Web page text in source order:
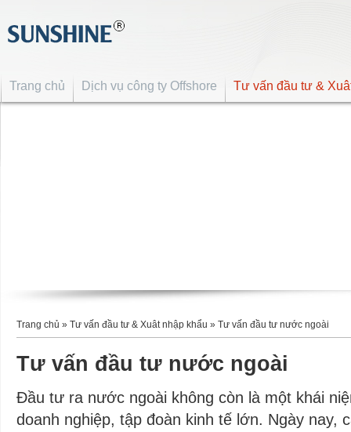
Trang chủ Dịch vụ công ty Offshore Tư vấn đầu tư &
Trang chủ » Tư vấn đầu tư & Xuât nhập khẩu » Tư vấn đầu tư nước ngoài
Tư vấn đầu tư nước ngoài
Đầu tư ra nước ngoài không còn là một khái
doanh nghiệp, tập đoàn kinh tế lớn. Ngày nay,